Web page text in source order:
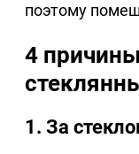
поэтому
4
1. За